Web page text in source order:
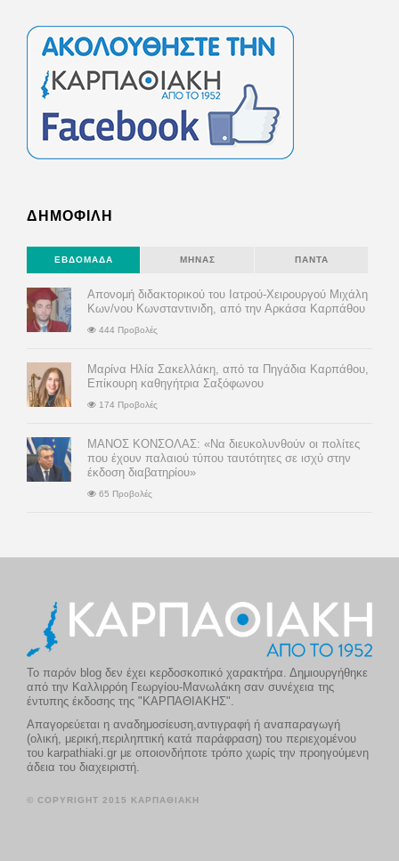
ΔΗΜΟΦΙΛΗ
ΕΒΔΟΜΆΔΑ ΜΉΝΑΣ ΠΆΝΤΑ
Απονομή διδακτορικού του Ιατρού-Χειρουργού Μιχάλη
Κων/νου Κωνσταντινιδη, από την Αρκάσα Καρπάθου
444 Προβολές
Μαρίνα Ηλία Σακελλάκη, από τα Πηγάδια Καρπάθου,
Επίκουρη καθηγήτρια Σαξόφωνου
174 Προβολές
ΜΑΝΟΣ ΚΟΝΣΟΛΑΣ: «Να διευκολυνθούν οι πολίτες
που έχουν παλαιού τύπου ταυτότητες σε ισχύ στην
έκδοση διαβατηρίου»
65 Προβολές
Το παρόν blog δεν έχει κερδοσκοπικό χαρακτήρα. Δημιουργήθηκε
από την Καλλιρρόη Γεωργίου-Μανωλάκη σαν συνέχεια της
έντυπης έκδοσης της "ΚΑΡΠΑΘΙΑΚΗΣ".
Απαγορεύεται η αναδημοσίευση,αντιγραφή ή αναπαραγωγή
(ολική, μερική,περιληπτική κατά παράφραση) του περιεχομένου
του karpathiaki.gr με οποιονδήποτε τρόπο χωρίς την προηγούμενη
άδεια του διαχειριστή.
© COPYRIGHT 2015 ΚΑΡΠΑΘΙΑΚΗ